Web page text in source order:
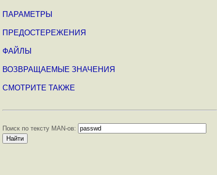
ПАРАМЕТРЫ
ПРЕДОСТЕРЕЖЕНИЯ
ФАЙЛЫ
ВОЗВРАЩАЕМЫЕ ЗНАЧЕНИЯ
СМОТРИТЕ ТАКЖЕ
Поиск по тексту MAN-ов: